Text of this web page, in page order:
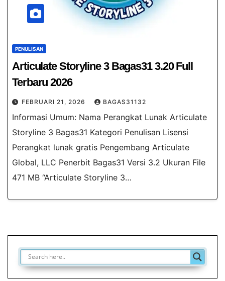
PENULISAN
Articulate Storyline 3 Bagas31​ 3.20 Full
Terbaru 2026
FEBRUARI 21, 2026 BAGAS31132
Informasi Umum: Nama Perangkat Lunak Articulate
Storyline 3 Bagas31 Kategori Penulisan Lisensi
Perangkat lunak gratis Pengembang Articulate
Global, LLC Penerbit Bagas31 Versi 3.2 Ukuran File
471 MB “Articulate Storyline 3…